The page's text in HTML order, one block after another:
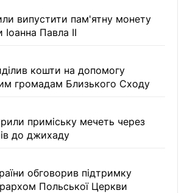
випустити пам'ятну монету
Іоанна Павла II
кошти на допомогу
громадам Близького Сходу
приміську мечеть через
до джихаду
обговорив підтримку
Польської Церкви